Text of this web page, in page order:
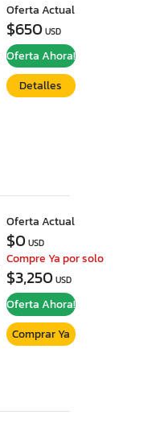
Oferta Actual
$650USD
Oferta Ahora!
Detalles
Oferta Actual
$0USD
Compre Ya por solo
$3,250USD
Oferta Ahora!
Comprar Ya